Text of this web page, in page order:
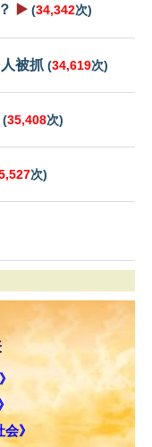
▶️ (34,342次)
被抓 (34,619次)
(35,408次)
次)
》